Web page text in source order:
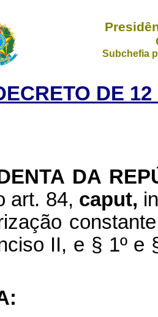
Subchefia
DE
DA
art. 84, caput,
II, e § 1º